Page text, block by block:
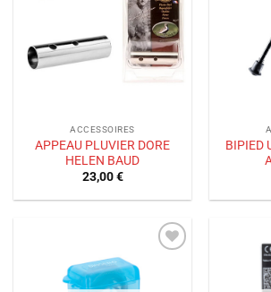
de
souhaits
ACCESSOIRES
APPEAU PLUVIER DORE
HELEN BAUD
23,00€
BIPIED